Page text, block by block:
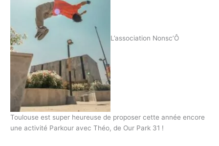
L’association Nonsc’Ô
Toulouse est super heureuse de proposer cette année encore
une activité Parkour avec Théo, de Our Park 31 !